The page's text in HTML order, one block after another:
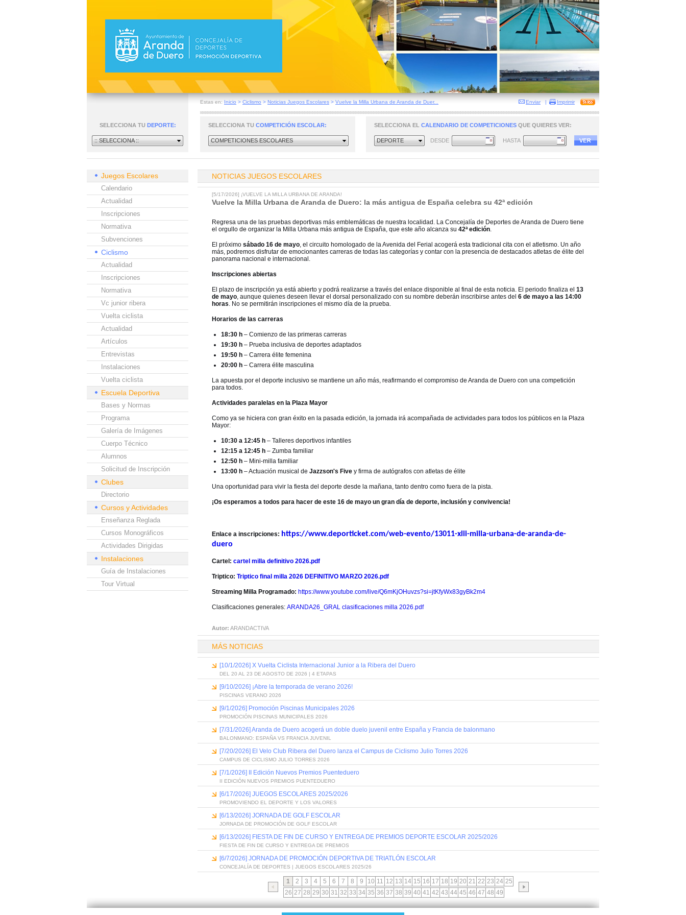
Estas en: Inicio > Ciclismo > Noticias Juegos Escolares > Vuelve la Milla Urbana de Aranda de Duer... Enviar | Imprimir
SELECCIONA TU DEPORTE:
:: SELECCIONA ::
SELECCIONA TU COMPETICIÓN ESCOLAR:
COMPETICIONES ESCOLARES
SELECCIONA EL CALENDARIO DE COMPETICIONES QUE QUIERES VER:
DEPORTE DESDE HASTA
Juegos Escolares
Calendario
Actualidad
Inscripciones
Normativa
Subvenciones
Ciclismo
Actualidad
Inscripciones
Normativa
Vc junior ribera
Vuelta ciclista
Actualidad
Artículos
Entrevistas
Instalaciones
Vuelta ciclista
Escuela Deportiva
Bases y Normas
Programa
Galería de Imágenes
Cuerpo Técnico
Alumnos
Solicitud de Inscripción
Clubes
Directorio
Cursos y Actividades
Enseñanza Reglada
Cursos Monográficos
Actividades Dirigidas
Instalaciones
Guía de Instalaciones
Tour Virtual
NOTICIAS JUEGOS ESCOLARES
[5/17/2026] ¡VUELVE LA MILLA URBANA DE ARANDA!
Vuelve la Milla Urbana de Aranda de Duero: la más antigua de España celebra su 42ª edición
Regresa una de las pruebas deportivas más emblemáticas de nuestra localidad. La Concejalía de Deportes de Aranda de Duero tiene
el orgullo de organizar la Milla Urbana más antigua de España, que este año alcanza su 42ª edición.
El próximo sábado 16 de mayo, el circuito homologado de la Avenida del Ferial acogerá esta tradicional cita con el atletismo. Un año
más, podremos disfrutar de emocionantes carreras de todas las categorías y contar con la presencia de destacados atletas de élite del
panorama nacional e internacional.
Inscripciones abiertas
El plazo de inscripción ya está abierto y podrá realizarse a través del enlace disponible al final de esta noticia. El periodo finaliza el 13
de mayo, aunque quienes deseen llevar el dorsal personalizado con su nombre deberán inscribirse antes del 6 de mayo a las 14:00
horas. No se permitirán inscripciones el mismo día de la prueba.
Horarios de las carreras
18:30 h – Comienzo de las primeras carreras
19:30 h – Prueba inclusiva de deportes adaptados
19:50 h – Carrera élite femenina
20:00 h – Carrera élite masculina
La apuesta por el deporte inclusivo se mantiene un año más, reafirmando el compromiso de Aranda de Duero con una competición
para todos.
Actividades paralelas en la Plaza Mayor
Como ya se hiciera con gran éxito en la pasada edición, la jornada irá acompañada de actividades para todos los públicos en la Plaza
Mayor:
10:30 a 12:45 h – Talleres deportivos infantiles
12:15 a 12:45 h – Zumba familiar
12:50 h – Mini-milla familiar
13:00 h – Actuación musical de Jazzson's Five y firma de autógrafos con atletas de élite
Una oportunidad para vivir la fiesta del deporte desde la mañana, tanto dentro como fuera de la pista.
¡Os esperamos a todos para hacer de este 16 de mayo un gran día de deporte, inclusión y convivencia!
Enlace a inscripciones: https://www.deporticket.com/web-evento/13011-xlii-milla-urbana-de-aranda-de-
duero
Cartel: cartel milla definitivo 2026.pdf
Triptico: Triptico final milla 2026 DEFINITIVO MARZO 2026.pdf
Streaming Milla Programado: https://www.youtube.com/live/Q6mKjOHuvzs?si=jtKfyWx83gyBk2m4
Clasificaciones generales: ARANDA26_GRAL clasificaciones milla 2026.pdf
Autor: ARANDACTIVA
MÁS NOTICIAS
[10/1/2026] X Vuelta Ciclista Internacional Junior a la Ribera del Duero
DEL 20 AL 23 DE AGOSTO DE 2026 | 4 ETAPAS
[9/10/2026] ¡Abre la temporada de verano 2026!
PISCINAS VERANO 2026
[9/1/2026] Promoción Piscinas Municipales 2026
PROMOCIÓN PISCINAS MUNICIPALES 2026
[7/31/2026] Aranda de Duero acogerá un doble duelo juvenil entre España y Francia de balonmano
BALONMANO: ESPAÑA VS FRANCIA JUVENIL
[7/20/2026] El Velo Club Ribera del Duero lanza el Campus de Ciclismo Julio Torres 2026
CAMPUS DE CICLISMO JULIO TORRES 2026
[7/1/2026] II Edición Nuevos Premios Puenteduero
II EDICIÓN NUEVOS PREMIOS PUENTEDUERO
[6/17/2026] JUEGOS ESCOLARES 2025/2026
PROMOVIENDO EL DEPORTE Y LOS VALORES
[6/13/2026] JORNADA DE GOLF ESCOLAR
JORNADA DE PROMOCIÓN DE GOLF ESCOLAR
[6/13/2026] FIESTA DE FIN DE CURSO Y ENTREGA DE PREMIOS DEPORTE ESCOLAR 2025/2026
FIESTA DE FIN DE CURSO Y ENTREGA DE PREMIOS
[6/7/2026] JORNADA DE PROMOCIÓN DEPORTIVA DE TRIATLÓN ESCOLAR
CONCEJALÍA DE DEPORTES | JUEGOS ESCOLARES 2025/26
1 2 3 4 5 6 7 8 9 10 11 12 13 14 15 16 17 18 19 20 21 22 23 24 25
26 27 28 29 30 31 32 33 34 35 36 37 38 39 40 41 42 43 44 45 46 47 48 49